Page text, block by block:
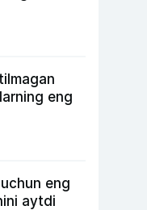
eng
eng
aytdi